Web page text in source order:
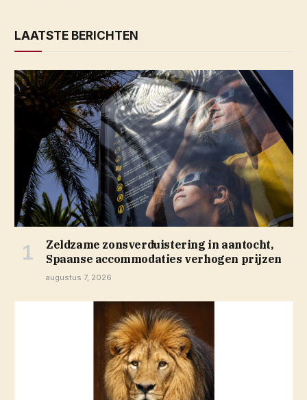
LAATSTE BERICHTEN
Zeldzame zonsverduistering in aantocht,
Spaanse accommodaties verhogen prijzen
augustus 7, 2026